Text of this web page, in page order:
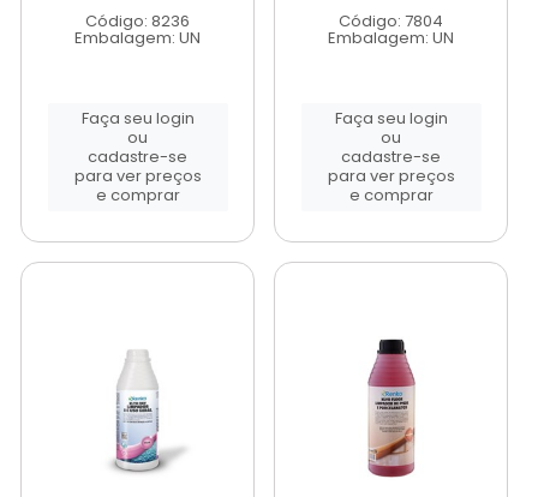
Código: 8236
Embalagem: UN
Faça seu login
ou
cadastre-se
para ver preços
e comprar
Código: 7804
Embalagem: UN
Faça seu login
ou
cadastre-se
para ver preços
e comprar